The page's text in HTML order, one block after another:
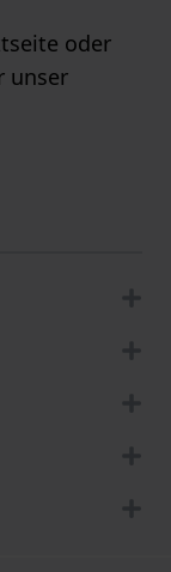
oder
unser